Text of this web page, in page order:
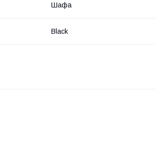
Шафа
Black